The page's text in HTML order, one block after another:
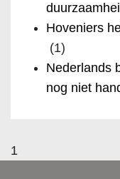
Hoveniers
(1)
Nederlands
nog niet
1